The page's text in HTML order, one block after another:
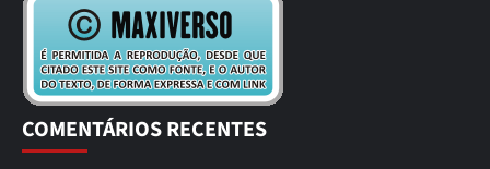
COMENTÁRIOS RECENTES